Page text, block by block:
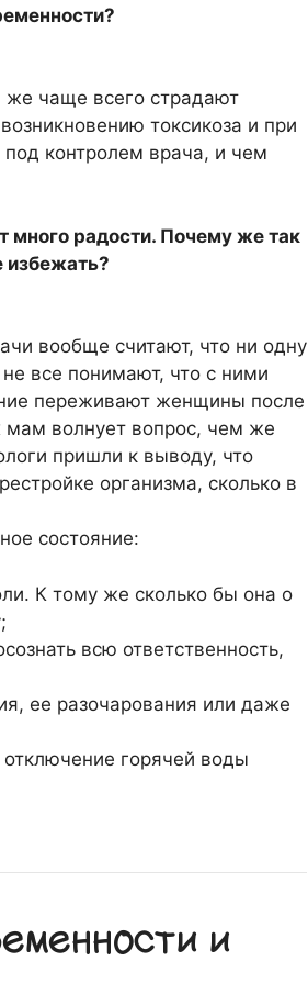
же чаще всего страдают
токсикоза и при
контролем врача, и чем
много радости. Почему же так
избежать?
вообще считают, что ни одну
не все понимают, что с ними
переживают женщины после
мам волнует вопрос, чем же
пришли к выводу, что
организма, сколько в
состояние:
К тому же сколько бы она о
всю ответственность,
ее разочарования или даже
горячей воды
и